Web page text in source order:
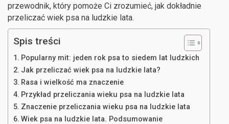
przewodnik, który pomoże Ci zrozumieć, jak dokładnie
przeliczać wiek psa na ludzkie lata.
Spis treści
Popularny mit: jeden rok psa to siedem lat ludzkich
Jak przeliczać wiek psa na ludzkie lata?
Rasa i wielkość ma znaczenie
Przykład przeliczania wieku psa na ludzkie lata
Znaczenie przeliczania wieku psa na ludzkie lata
Wiek psa na ludzkie lata. Podsumowanie